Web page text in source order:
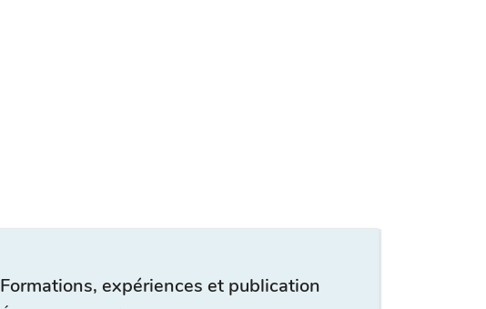
Formations, expériences et publication